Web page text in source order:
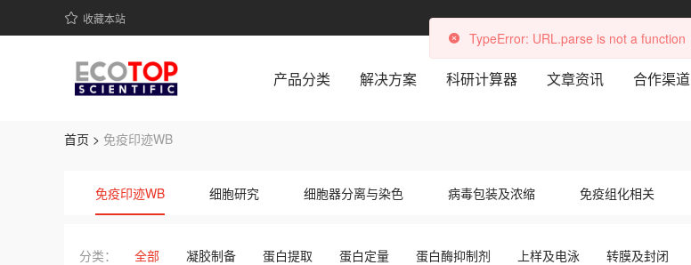
收藏本站
产品分类 解决方案 科研计算器 文章资讯 合作渠道
首页 > 免疫印迹WB
免疫印迹WB
细胞研究 细胞器分离与染色 病毒包装及浓缩 免疫组化相关
分类： 全部 凝胶制备 蛋白提取 蛋白定量 蛋白酶抑制剂 上样及电泳 转膜及封闭
TypeError: URL.parse is not a function